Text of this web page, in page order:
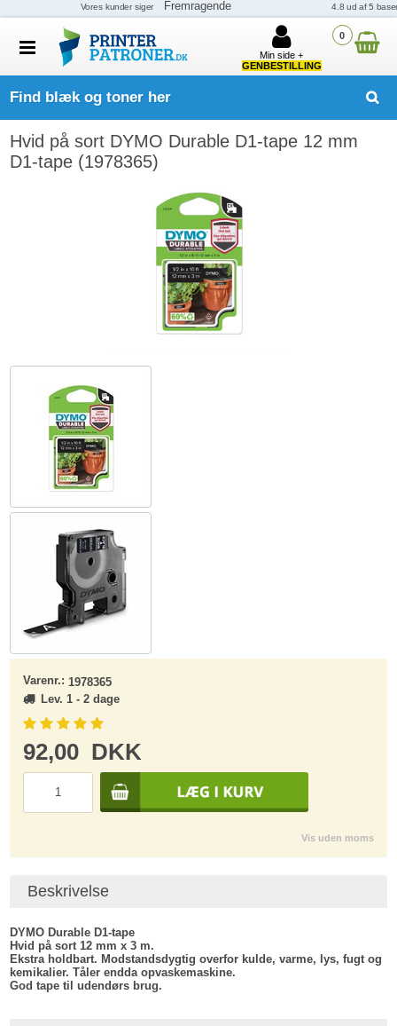
0
Min side +
GENBESTILLING
Find blæk og toner her
Hvid på sort DYMO Durable D1-tape 12 mm
D1-tape (1978365)
Varenr.: 1978365
Lev. 1 - 2 dage
92,00 DKK
Vis uden moms
Beskrivelse
DYMO Durable D1-tape
Hvid på sort 12 mm x 3 m.
Ekstra holdbart. Modstandsdygtig overfor kulde, varme, lys, fugt og
kemikalier. Tåler endda opvaskemaskine.
God tape til udendørs brug.